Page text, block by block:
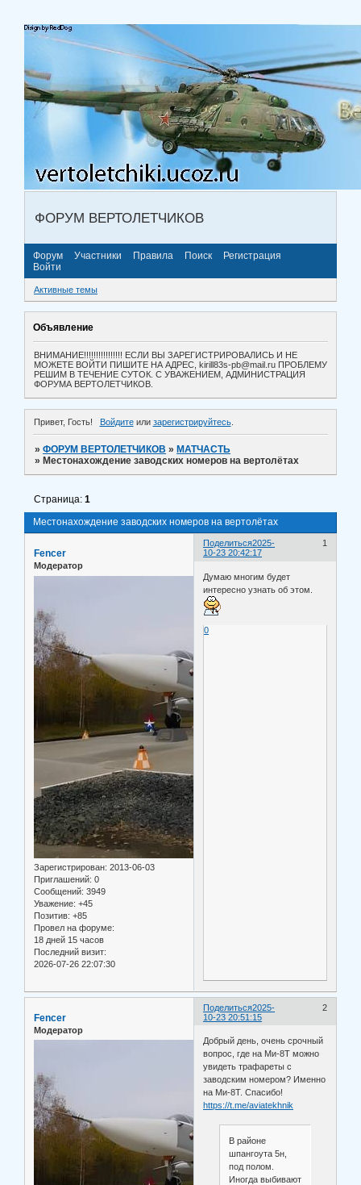
ФОРУМ ВЕРТОЛЕТЧИКОВ
Форум Участники Правила Поиск
Регистрация
Войти
Активные темы
Объявление
ВНИМАНИЕ!!!!!!!!!!!!!!!! ЕСЛИ ВЫ ЗАРЕГИСТРИРОВАЛИСЬ И НЕ
МОЖЕТЕ ВОЙТИ ПИШИТЕ НА АДРЕС, kirill83s-pb@mail.ru ПРОБЛЕМУ
РЕШИМ В ТЕЧЕНИЕ СУТОК. С УВАЖЕНИЕМ, АДМИНИСТРАЦИЯ
ФОРУМА ВЕРТОЛЕТЧИКОВ.
Привет, Гость! Войдитеили зарегистрируйтесь.
»ФОРУМ ВЕРТОЛЕТЧИКОВ » МАТЧАСТЬ
» Местонахождение заводских номеров на вертолётах
Местонахождение заводских номеров на вертолётах
Страница:1
Поделиться 1
2025-
10-23 20:42:17
Fencer
Модератор
Зарегистрирован: 2013-06-03
Приглашений: 0
Сообщений: 3949
Уважение: +45
Позитив: +85
Провел на форуме:
18 дней 15 часов
Последний визит:
2026-07-26 22:07:30
Думаю многим будет
интересно узнать об этом.
0
Поделиться 2
2025-
10-23 20:51:15
Fencer
Модератор
Добрый день, очень срочный
вопрос, где на Ми-8Т можно
увидеть трафареты с
заводским номером? Именно
на Ми-8Т. Спасибо!
https://t.me/aviatekhnik
В районе
шпангоута 5н,
под полом.
Иногда выбивают